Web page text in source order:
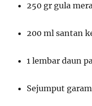
250 gr gula
200 ml santan
1 lembar daun
Sejumput garam